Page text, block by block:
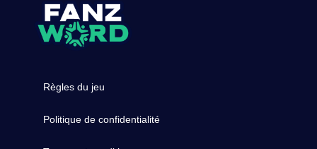
Règles du jeu
Politique de confidentialité